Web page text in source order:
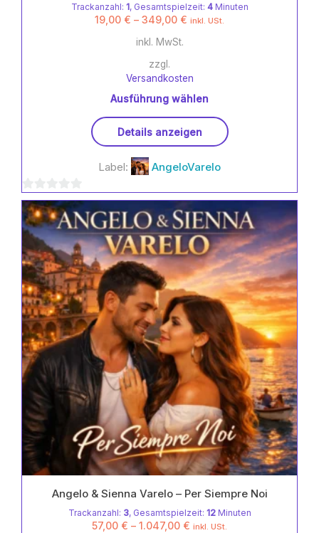
Trackanzahl: 1, Gesamtspielzeit: 4Minuten
19,00 € – 349,00 € inkl. USt.
inkl. MwSt.
zzgl.
Versandkosten
Ausführung wählen
Produkt
mehrere
auf.
Die
Optionen
können
auf
der
Produktseite
gewählt
werden
Details anzeigen
Label: AngeloVarelo
0
von
5
Angelo & Sienna Varelo – Per Siempre Noi
Trackanzahl: 3, Gesamtspielzeit: 12Minuten
57,00 € – 1.047,00 € inkl. USt.